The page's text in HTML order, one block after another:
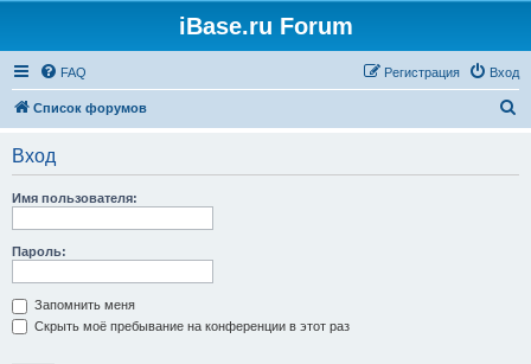
iBase.ru Forum
FAQ Вход
Регистрация
Список форумов
Вход
Имя пользователя:
Пароль:
Запомнить меня
Скрыть моё пребывание на конференции в этот раз